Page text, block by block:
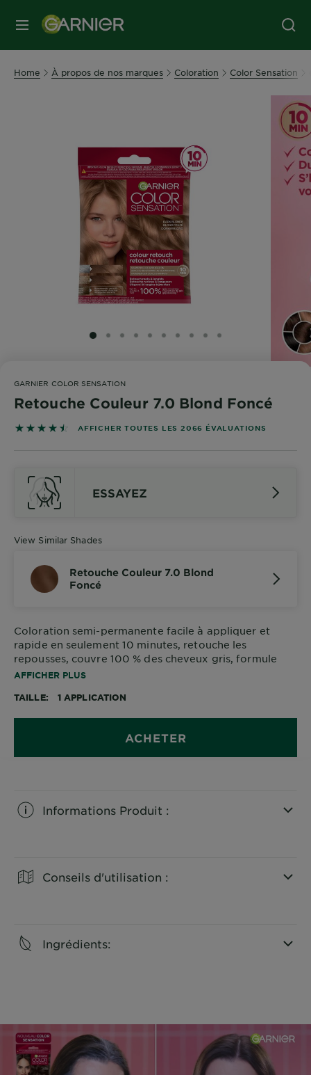
MENU
Home À propos de nos marques Coloration Color Sensation
SLIDE 1
SLIDE 2
SLIDE 3
SLIDE 4
SLIDE 5
SLIDE 6
SLIDE 7
SLIDE 8
SLIDE 9
SLIDE 10
GARNIER COLOR SENSATION
Retouche Couleur 7.0 Blond Foncé
4.4739 out of 5 stars based on reviews
AFFICHER TOUTES LES 2066 ÉVALUATIONS
ESSAYEZ
View Similar Shades
Retouche Couleur 7.0 Blond
Foncé
Coloration semi-permanente facile à appliquer et
rapide en seulement 10 minutes, retouche les
repousses, couvre 100 % des cheveux gris, formule
sans ammoniaque.
AFFICHER PLUS
TAILLE 1 APPLICATION
ACHETER
Informations Produit :
Conseils d'utilisation :
Ingrédients: